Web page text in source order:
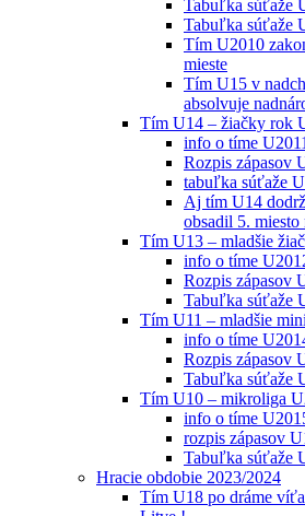
Tabuľka súťaže
Tabuľka súťaže
Tím U2010
mieste
Tím U15 v
absolvuje
Tím U14 – žiačky rok
info o tíme U2011
Rozpis zápasov
tabuľka súťaže
Aj tím U14
obsadil 5. miesto
Tím U13 – mladšie
info o tíme
Rozpis zápasov
Tabuľka súťaže
Tím U11 – mladšie
info o tíme
Rozpis zápasov
Tabuľka súťaže
Tím U10 – mikroliga
info o tíme
rozpis zápasov
Tabuľka súťaže
Hracie obdobie 2023/2024
Tím U18 po dráme